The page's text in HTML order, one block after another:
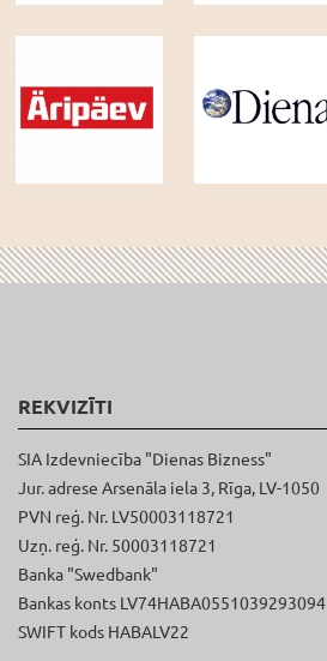
REKVIZĪTI
SIA Izdevniecība "Dienas Bizness"
Jur. adrese Arsenāla iela 3, Rīga, LV-1050
PVN reģ. Nr. LV50003118721
Uzņ. reģ. Nr. 50003118721
Banka "Swedbank"
Bankas konts LV74HABA0551039293094
SWIFT kods HABALV22